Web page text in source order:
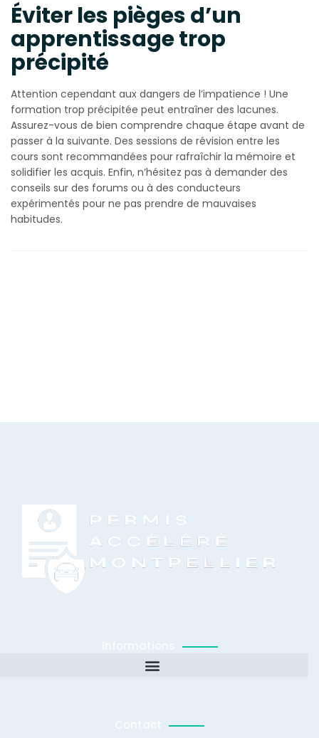
Éviter les pièges d’un
apprentissage trop
précipité
Attention cependant aux dangers de l’impatience ! Une
formation trop précipitée peut entraîner des lacunes.
Assurez-vous de bien comprendre chaque étape avant de
passer à la suivante. Des sessions de révision entre les
cours sont recommandées pour rafraîchir la mémoire et
solidifier les acquis. Enfin, n’hésitez pas à demander des
conseils sur des forums ou à des conducteurs
expérimentés pour ne pas prendre de mauvaises
habitudes.
Informations
Contact